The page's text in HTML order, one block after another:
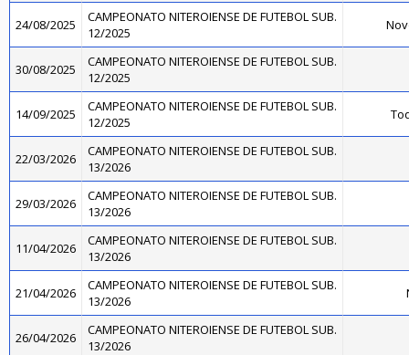
24/08/2025
CAMPEONATO NITEROIENSE DE FUTEBOL SUB.
12/2025
30/08/2025
CAMPEONATO NITEROIENSE DE FUTEBOL SUB.
12/2025
14/09/2025
CAMPEONATO NITEROIENSE DE FUTEBOL SUB.
12/2025
22/03/2026
CAMPEONATO NITEROIENSE DE FUTEBOL SUB.
13/2026
29/03/2026
CAMPEONATO NITEROIENSE DE FUTEBOL SUB.
13/2026
11/04/2026
CAMPEONATO NITEROIENSE DE FUTEBOL SUB.
13/2026
21/04/2026
CAMPEONATO NITEROIENSE DE FUTEBOL SUB.
13/2026
26/04/2026
CAMPEONATO NITEROIENSE DE FUTEBOL SUB.
13/2026